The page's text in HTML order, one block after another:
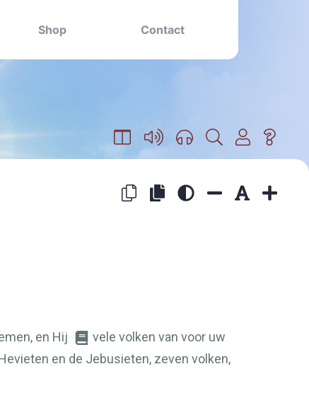
Shop Contact
en Hij
vele volken van voor uw
en de Jebusieten, zeven volken,